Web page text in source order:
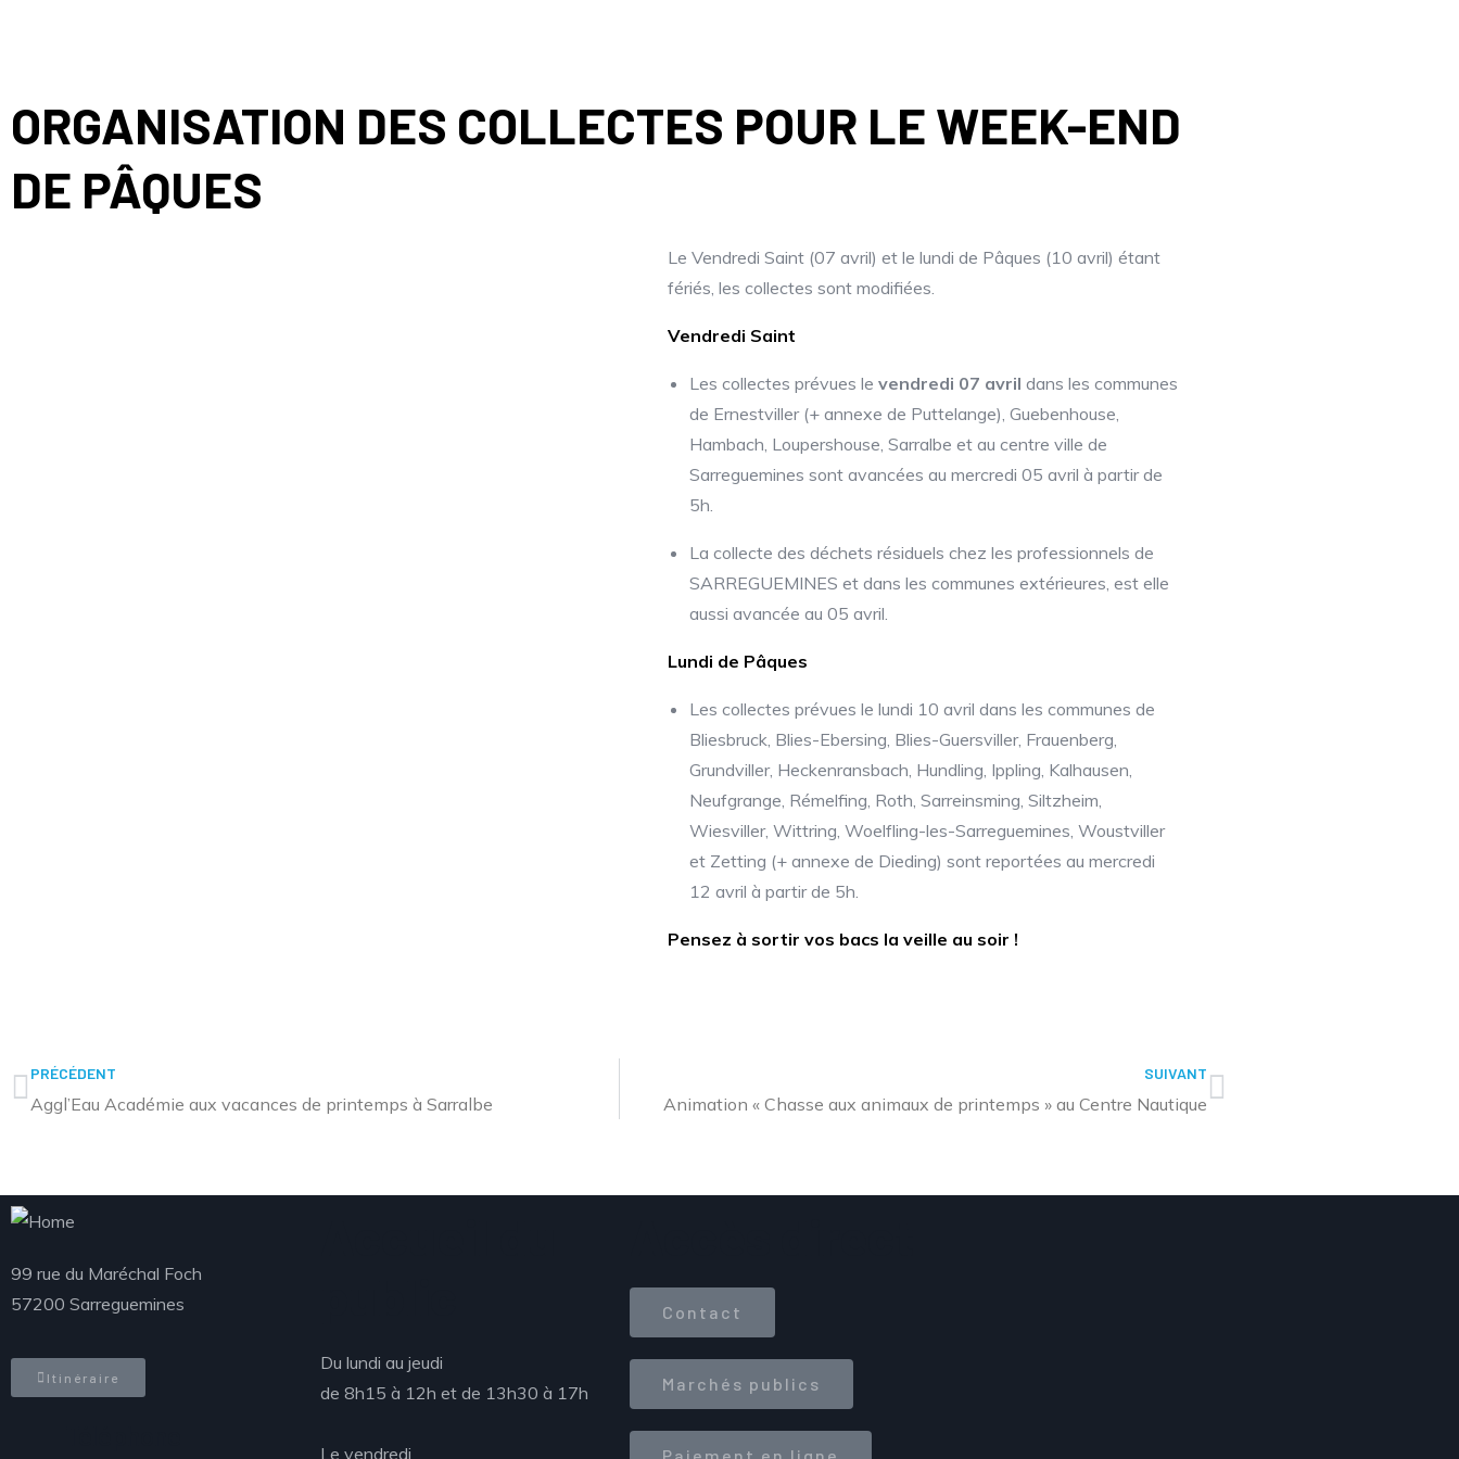
ORGANISATION DES COLLECTES POUR LE WEEK-END
DE PÂQUES
Le Vendredi Saint (07 avril) et le lundi de Pâques (10 avril) étant
fériés, les collectes sont modifiées.
Vendredi Saint
Les collectes prévues le vendredi 07 avril dans les communes
de Ernestviller (+ annexe de Puttelange), Guebenhouse,
Hambach, Loupershouse, Sarralbe et au centre ville de
Sarreguemines sont avancées au mercredi 05 avril à partir de
5h.
La collecte des déchets résiduels chez les professionnels de
SARREGUEMINES et dans les communes extérieures, est elle
aussi avancée au 05 avril.
Lundi de Pâques
Les collectes prévues le lundi 10 avril dans les communes de
Bliesbruck, Blies-Ebersing, Blies-Guersviller, Frauenberg,
Grundviller, Heckenransbach, Hundling, Ippling, Kalhausen,
Neufgrange, Rémelfing, Roth, Sarreinsming, Siltzheim,
Wiesviller, Wittring, Woelfling-les-Sarreguemines, Woustviller
et Zetting (+ annexe de Dieding) sont reportées au mercredi
12 avril à partir de 5h.
Pensez à sortir vos bacs la veille au soir !
PRÉCÉDENT
Aggl’Eau Académie aux vacances de printemps à Sarralbe
SUIVANT
Animation « Chasse aux animaux de printemps » au Centre Nautique
99 rue du Maréchal Foch
57200 Sarreguemines
Itinéraire
Du lundi au jeudi
de 8h15 à 12h et de 13h30 à 17h
Le vendredi
Contact
Marchés publics